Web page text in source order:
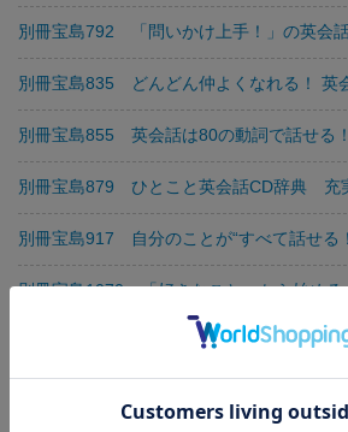
別冊宝島792 「問いかけ上手！」の英会
別冊宝島835 どんどん仲よくなれる！ 英
別冊宝島855 英会話は80の動詞で話せる！
別冊宝島879 ひとこと英会話CD辞典 充
別冊宝島917 自分のことが“すべて話せる
別冊宝島1070 「好きなこと」から始める
別冊宝島1079 決定版！ 5時間でTOEICテ